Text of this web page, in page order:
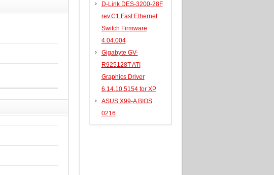
D-Link DES-3200-28F
rev.C1 Fast Ethernet
Switch Firmware
4.04.004
Gigabyte GV-
R925128T ATI
Graphics Driver
6.14.10.5154 for XP
ASUS X99-A BIOS
0216